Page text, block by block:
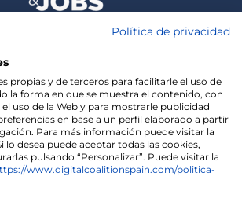
our website to give you the most
Política de privacidad
propias y de terceros para facilitarle el uso de
la forma en que se muestra el contenido, con
uso de la Web y para mostrarle publicidad
en base a un perfil elaborado a partir
Para más información puede visitar la
lo desea puede aceptar todas las cookies,
pulsando “Personalizar”. Puede visitar la
www.digitalcoalitionspain.com/politica-